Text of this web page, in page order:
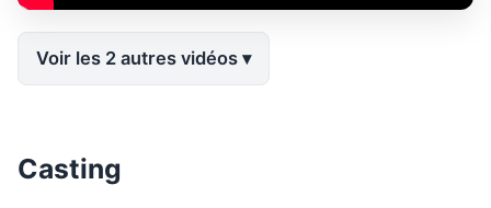
Voir les 2 autres vidéos
Casting